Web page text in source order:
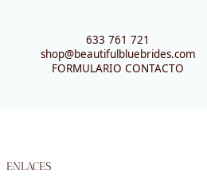
633 761 721
shop@beautifulbluebrides.com
FORMULARIO CONTACTO
ENLACES